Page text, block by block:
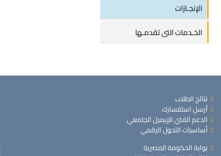
الإنجـازات
الخـدمات التى تقدمـها
نتائج الطلاب
أرسل استفسارك
الدعم الفني للإيميل الجامعي
أساسيات التحول الرقمي
بوابة الحكومة المصرية